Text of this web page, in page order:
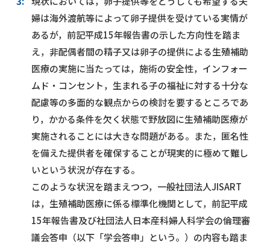
婦は海外渡航等によって卵子提供を受けている実情が
あるが，前記平成15年報告書の示した方向性を踏ま
え，非配偶者間の精子又は卵子の提供による生殖補助
医療の実施に当たっては，施術の安全性，インフォー
ムド・コンセント，生まれる子の福祉に対する十分な
配慮等の多面的な観点からの検討を要するところであ
り，かかる条件を欠く状態で野放図に生殖補助医療が
実施されることには大きな問題がある。また，匿名性
を備えた提供者を確保することが現実的に極めて難し
いという状況が存在する。
このような状況を踏まえつつ，一般社団法人JISART
は，生殖補助医療に係る標準化機関として，前記平成
15年報告書及び社団法人日本産科婦人科学会の倫理審
議会答申（以下「学会答申」という。）の内容も踏ま